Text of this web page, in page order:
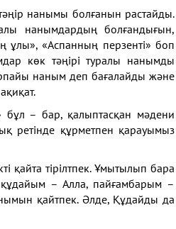
нанымы болғанын растайды.
нанымдардың болғандығын,
ұлы», «Аспанның перзенті» боп
көк тәңірі туралы нанымды
наным деп бағалайды және
бұл – бар, қалыптасқан мәдени
ретінде құрметпен қарауымыз
қайта тірілтпек. Ұмытылып бара
құдайым – Алла, пайғамбарым –
қайтпек. Әлде, Құдайды да